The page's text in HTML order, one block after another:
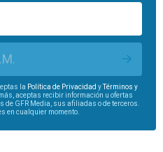
la Política de Privacidad yTérminos y
aceptas recibir información u ofertas
de GFR Media, sus afiliadas o de terceros.
en cualquier momento.